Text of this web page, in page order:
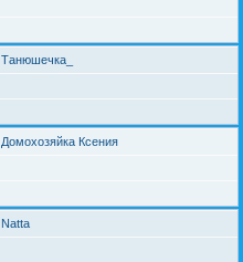
Танюшечка_
Домохозяйка Ксения
Natta